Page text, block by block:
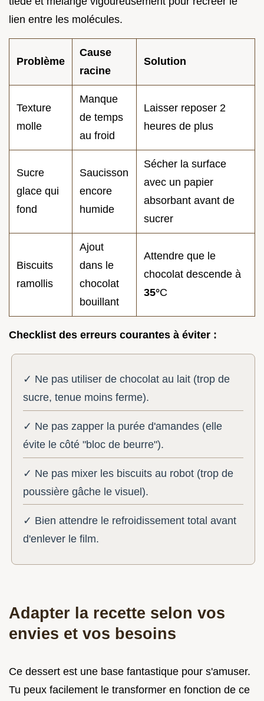
lien entre les molécules.
Problème
Cause
racine
Solution
Texture
molle
Manque
de temps
au froid
Laisser reposer 2
heures de plus
Sucre
glace qui
fond
Saucisson
encore
humide
Sécher la surface
avec un papier
absorbant avant de
sucrer
Biscuits
ramollis
Ajout
dans le
chocolat
bouillant
Attendre que le
chocolat descende à
35°C
Checklist des erreurs courantes à éviter :
✓ Ne pas utiliser de chocolat au lait (trop de
sucre, tenue moins ferme).
✓ Ne pas zapper la purée d'amandes (elle
évite le côté "bloc de beurre").
✓ Ne pas mixer les biscuits au robot (trop de
poussière gâche le visuel).
✓ Bien attendre le refroidissement total avant
d'enlever le film.
Adapter la recette selon vos
envies et vos besoins
Ce dessert est une base fantastique pour s'amuser.
Tu peux facilement le transformer en fonction de ce